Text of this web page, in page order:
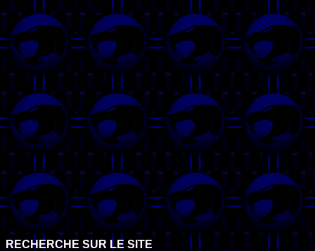
RECHERCHE SUR LE SITE